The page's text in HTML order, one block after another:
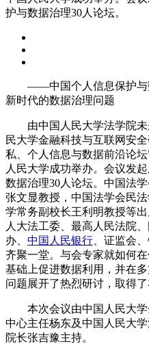
护与数据治理30人论坛。
——中国个人信息保护与
新时代的数据治理问题
由中国人民大学法学院未
民大学金融科技与互联网安
私、个人信息与数据前沿论
人民大学成功举办。会议发
数据治理30人论坛。中国法
张文显教授，中国法学会民
学常务副校长王利明教授等
人大法工委、最高人民法院
办、 中国人民银行 、证监会
齐聚一堂。与会专家就如何
基础上促进数据利用，并在
问题展开了热烈研讨，取得了
本次会议由中国人民大学
中心主任杨东及中国人民大
院长张吉豫主持。